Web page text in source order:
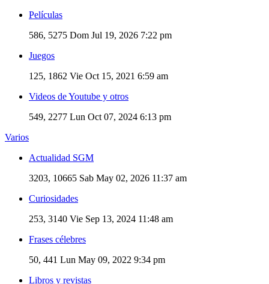
Películas
586, 5275 Dom Jul 19, 2026 7:22 pm
Juegos
125, 1862 Vie Oct 15, 2021 6:59 am
Videos de Youtube y otros
549, 2277 Lun Oct 07, 2024 6:13 pm
Varios
Actualidad SGM
3203, 10665 Sab May 02, 2026 11:37 am
Curiosidades
253, 3140 Vie Sep 13, 2024 11:48 am
Frases célebres
50, 441 Lun May 09, 2022 9:34 pm
Libros y revistas